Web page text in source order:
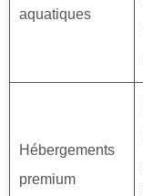
aquatiques
Hébergements
premium